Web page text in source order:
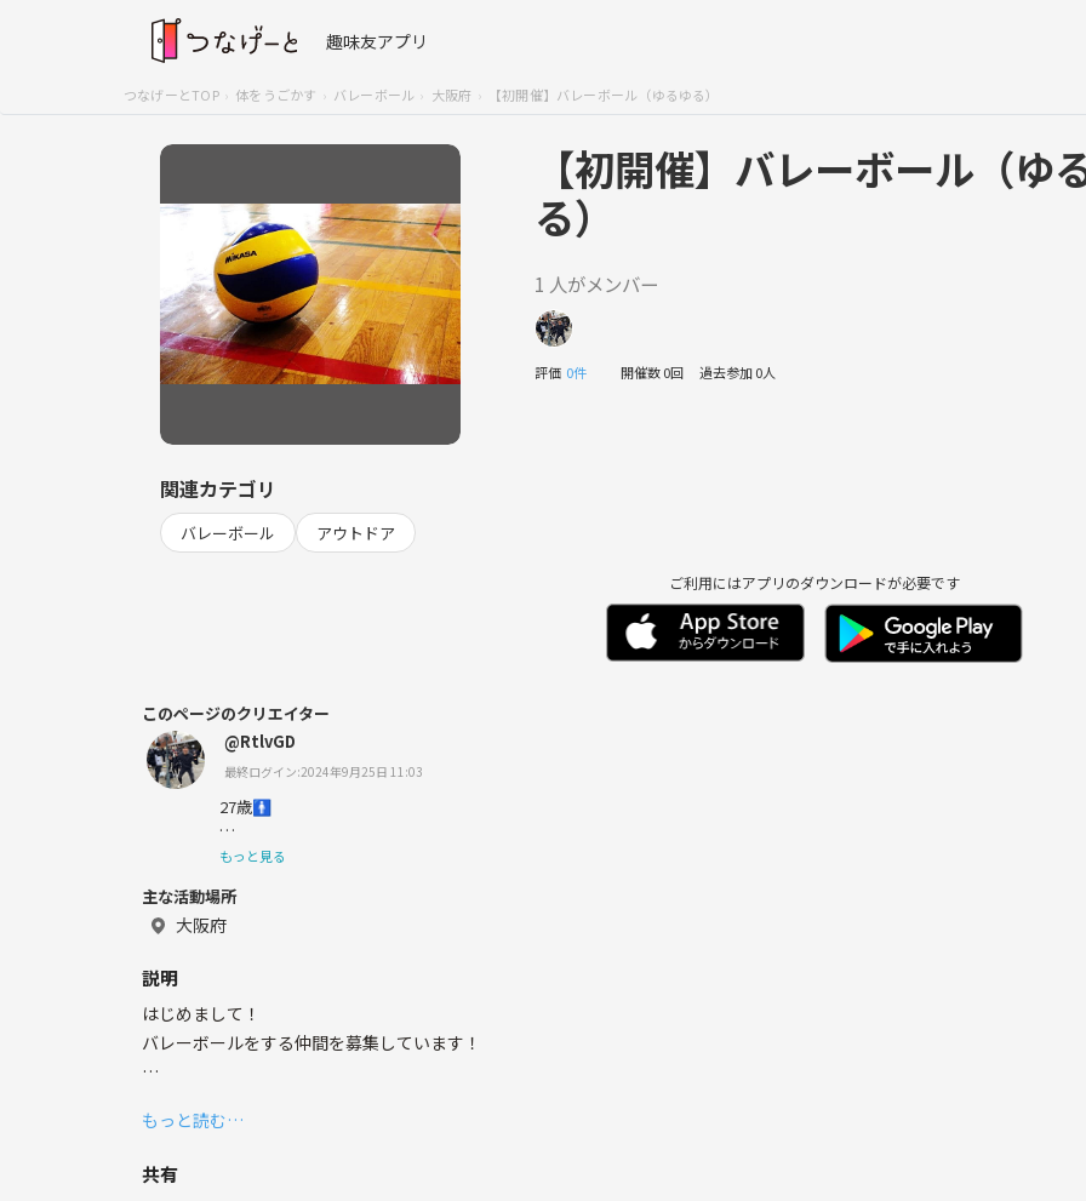
趣味友アプリ
つなげーとTOP 体をうごかす バレーボール 大阪府 【初開催】バレーボール（ゆるゆる）
【初開催】バレーボール（ゆ
る）
1 人がメンバー
評価 0件 開催数 0回 過去参加 0人
関連カテゴリ
バレーボール アウトドア
ご利用にはアプリのダウンロードが必要です
このページのクリエイター
@RtlvGD
最終ログイン:2024年9月25日 11:03
27歳🚹
スポーツやアウトドアをするのが好きです！
色々なスポーツサークルに参加しています💪
もっと見る
主な活動場所
大阪府
説明
はじめまして！
バレーボールをする仲間を募集しています！
4/20（土）18:00〜21:00 バレーボール
もっと読む…
共有